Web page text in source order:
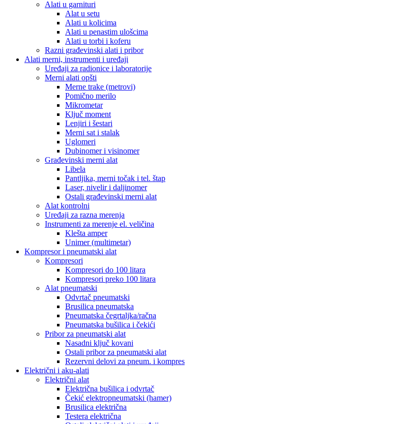
Alati u garnituri
Alat u setu
Alati u kolicima
Alati u penastim ulošcima
Alati u torbi i koferu
Razni građevinski alati i pribor
Alati merni, instrumenti i uređaji
Uređaji za radionice i laboratorije
Merni alati opšti
Merne trake (metrovi)
Pomično merilo
Mikrometar
Ključ moment
Lenjiri i šestari
Merni sat i stalak
Uglomeri
Dubinomer i visinomer
Građevinski merni alat
Libela
Pantljika, merni točak i tel. štap
Laser, nivelir i daljinomer
Ostali građevinski merni alat
Alat kontrolni
Uređaji za razna merenja
Instrumenti za merenje el. veličina
Klešta amper
Unimer (multimetar)
Kompresor i pneumatski alat
Kompresori
Kompresori do 100 litara
Kompresori preko 100 litara
Alat pneumatski
Odvrtač pneumatski
Brusilica pneumatska
Pneumatska čegrtaljka/račna
Pneumatska bušilica i čekići
Pribor za pneumatski alat
Nasadni ključ kovani
Ostali pribor za pneumatski alat
Rezervni delovi za pneum. i kompres
Električni i aku-alati
Električni alat
Električna bušilica i odvrtač
Čekić elektropneumatski (hamer)
Brusilica električna
Testera električna